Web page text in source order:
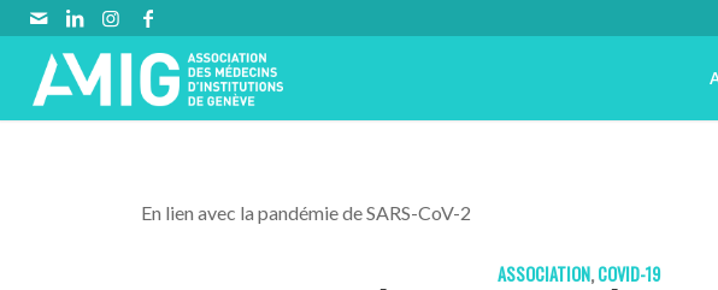
En lien avec la pandémie de SARS-CoV-2
ASSOCIATION,COVID-19